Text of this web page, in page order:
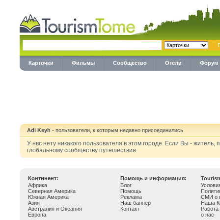
Карточки Фильмы Сообщество Отели Форум
Adi Keyh - пользователи, к которым недавно присоединились
У нвс нету никакого пользователя в этом городе. Если Вы - житель,
глобальному сообществу путешествия.
Континент: Помощь и информация:
Африка
Северная Америка
Южная Америка
Азия
Австралия и Океания
Европа
Блог
Помощь
Реклама
Наш баннер
Контакт
СМИ о
Наша
Работа
о нас